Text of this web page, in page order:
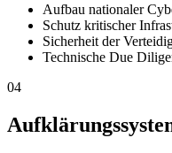
Aufbau nationaler
Schutz kritischer
Sicherheit der
Technische Due
04